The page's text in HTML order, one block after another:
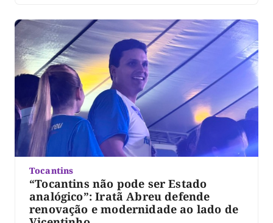
ampliação das políticas de habitação e o fortalecimento
do desenvolvimento econômico do Tocantins. […]
Tocantins
“Tocantins não pode ser Estado
analógico”: Iratã Abreu defende
renovação e modernidade ao lado de